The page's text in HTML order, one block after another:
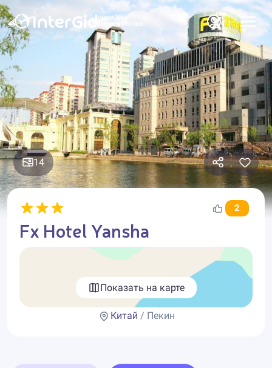
14
2
Fx Hotel Yansha
Показать на карте
Китай / Пекин